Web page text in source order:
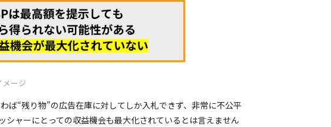
メージ
ば“残り物”の広告在庫に対してしか入札できず、非常に不公平
シャーにとっての収益機会も最大化されているとは言えません